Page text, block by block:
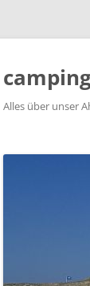
Zum
Alles über unser